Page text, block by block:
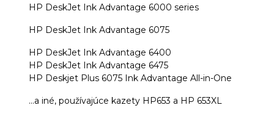
HP DeskJet Ink Advantage 6000 series
HP DeskJet Ink Advantage 6075
HP DeskJet Ink Advantage 6400
HP DeskJet Ink Advantage 6475
HP Deskjet Plus 6075 Ink Advantage All-in-One
...a iné, používajúce kazety HP653 a HP 653XL